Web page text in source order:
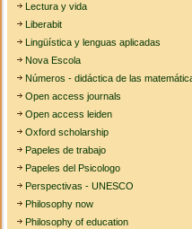
Lectura y vida
Liberabit
Lingüística y lenguas aplicadas
Nova Escola
Números - didáctica de las
Open access journals
Open access leiden
Oxford scholarship
Papeles de trabajo
Papeles del Psicologo
Perspectivas - UNESCO
Philosophy now
Philosophy of education